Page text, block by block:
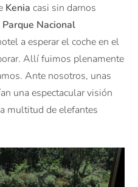
Kenia casi sin darnos
Parque Nacional
a esperar el coche en el
Allí fuimos plenamente
Ante nosotros, unas
una espectacular visión
multitud de elefantes